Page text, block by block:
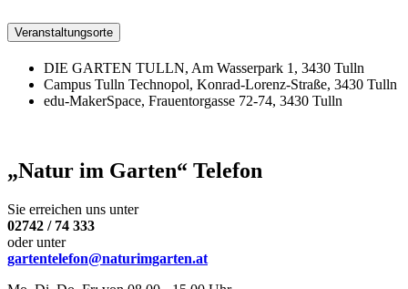
Veranstaltungsorte
DIE GARTEN TULLN, Am Wasserpark 1, 3430 Tulln
Campus Tulln Technopol, Konrad-Lorenz-Straße, 3430 Tulln
edu-MakerSpace, Frauentorgasse 72-74, 3430 Tulln
„Natur im Garten“ Telefon
Sie erreichen uns unter
02742 / 74 333
oder unter
gartentelefon@naturimgarten.at